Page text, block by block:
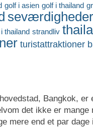
golf i asien golf i thailand
thailand strandliv
turistattraktioner
Bangkok, er
det ikke er mange
mere end et par